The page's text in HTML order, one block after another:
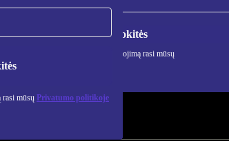
rasi mūsų Privatumo politikoje
Registruokitės
apie asmens duomenų naudojimą rasi mūsų
politikoje